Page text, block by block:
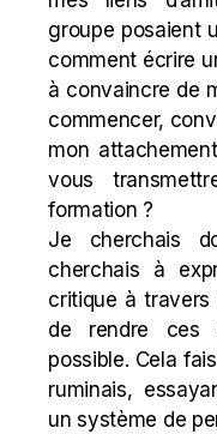
groupe posaient
comment écrire
à convaincre de
commencer,
mon
vous
formation ?
Je cherchais
cherchais à
critique à
de rendre ces
possible. Cela
ruminais,
un système de